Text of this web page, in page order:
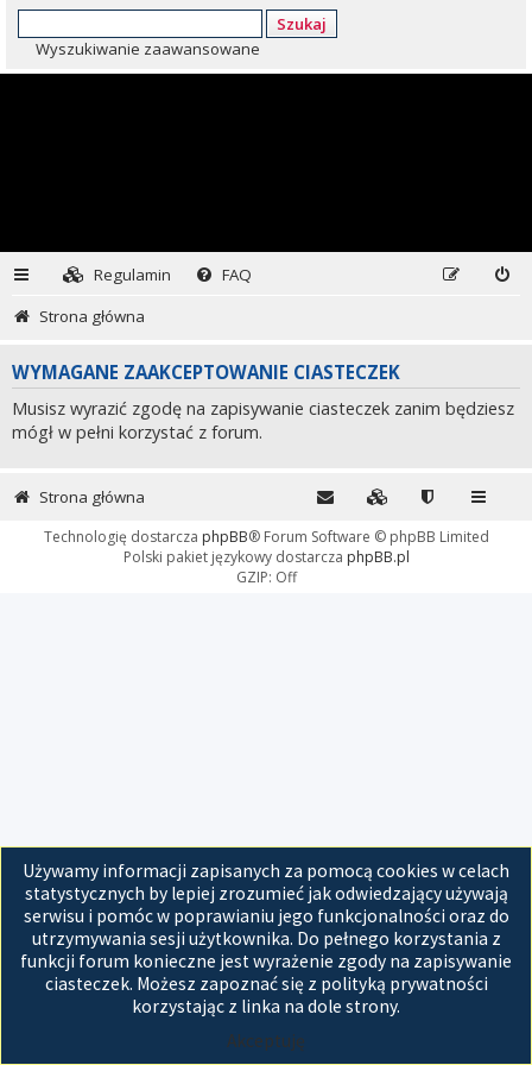
Szukaj
Wyszukiwanie zaawansowane
Regulamin
FAQ
Strona główna
WYMAGANE ZAAKCEPTOWANIE CIASTECZEK
Musisz wyrazić zgodę na zapisywanie ciasteczek zanim będziesz
mógł w pełni korzystać z forum.
Używamy informacji zapisanych za pomocą cookies w celach
statystycznych by lepiej zrozumieć jak odwiedzający używają
serwisu i pomóc w poprawianiu jego funkcjonalności oraz do
utrzymywania sesji użytkownika. Do pełnego korzystania z
funkcji forum konieczne jest wyrażenie zgody na zapisywanie
ciasteczek. Możesz zapoznać się z polityką prywatności
korzystając z linka na dole strony.
Akceptuję
Strona główna
Technologię dostarcza phpBB® Forum Software © phpBB Limited
Polski pakiet językowy dostarcza phpBB.pl
GZIP: Off